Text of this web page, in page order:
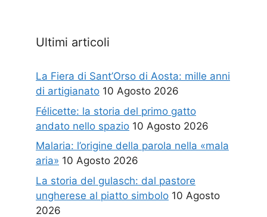
Ultimi articoli
La Fiera di Sant’Orso di Aosta: mille anni
di artigianato 10 Agosto 2026
Félicette: la storia del primo gatto
andato nello spazio 10 Agosto 2026
Malaria: l’origine della parola nella «mala
aria» 10 Agosto 2026
La storia del gulasch: dal pastore
ungherese al piatto simbolo 10 Agosto
2026